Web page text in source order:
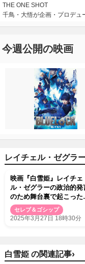
THE ONE SHOT
千鳥・大悟が企画・プロデ
今週公開の映画
レイチェル・ゼグラ
映画『白雪姫』レイチェ
ル・ゼグラーの政治的発
のため舞台裏で起こった
来事を関係者が暴露
セレブ＆ゴシップ
2025年3月27日 18時30分
白雪姫 の関連記事›